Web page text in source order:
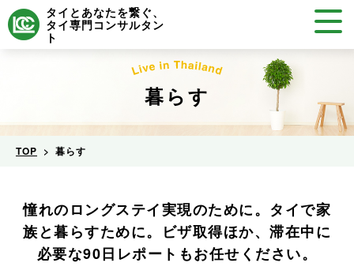
タイとあなたを繋ぐ、
タイ専門コンサルタン
ト
暮らす
TOP 暮らす
憧れのロングステイ実現のために。タイで家
族と暮らすために。
ビザ取得ほか、滞在中に
必要な90日レポートもお任せください。